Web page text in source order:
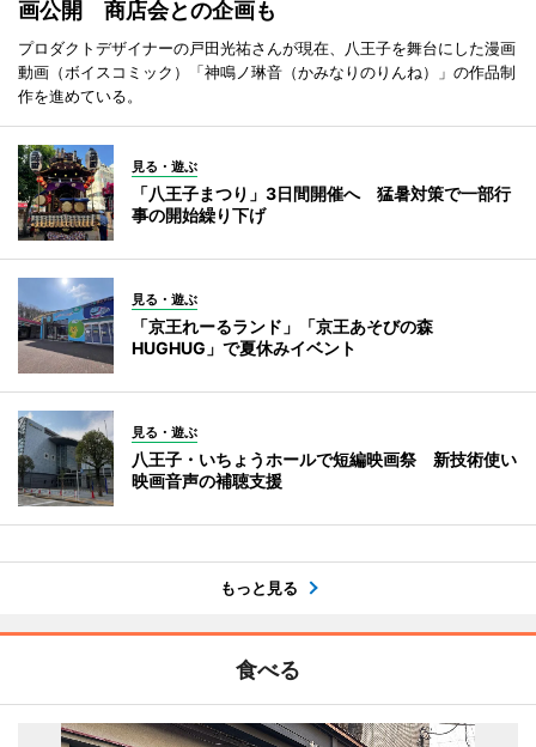
画公開 商店会との企画も
プロダクトデザイナーの戸田光祐さんが現在、八王子を舞台にした漫画
動画（ボイスコミック）「神鳴ノ琳音（かみなりのりんね）」の作品制
作を進めている。
見る・遊ぶ
「八王子まつり」3日間開催へ 猛暑対策で一部行
事の開始繰り下げ
見る・遊ぶ
「京王れーるランド」「京王あそびの森
HUGHUG」で夏休みイベント
見る・遊ぶ
八王子・いちょうホールで短編映画祭 新技術使い
映画音声の補聴支援
もっと見る
食べる